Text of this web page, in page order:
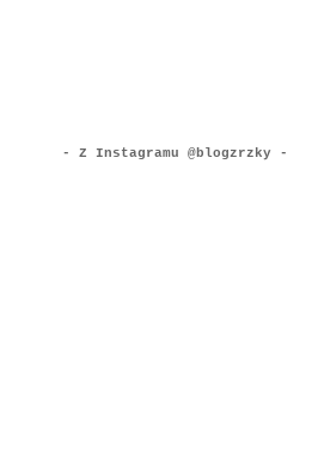
- Z Instagramu @blogzrzky -